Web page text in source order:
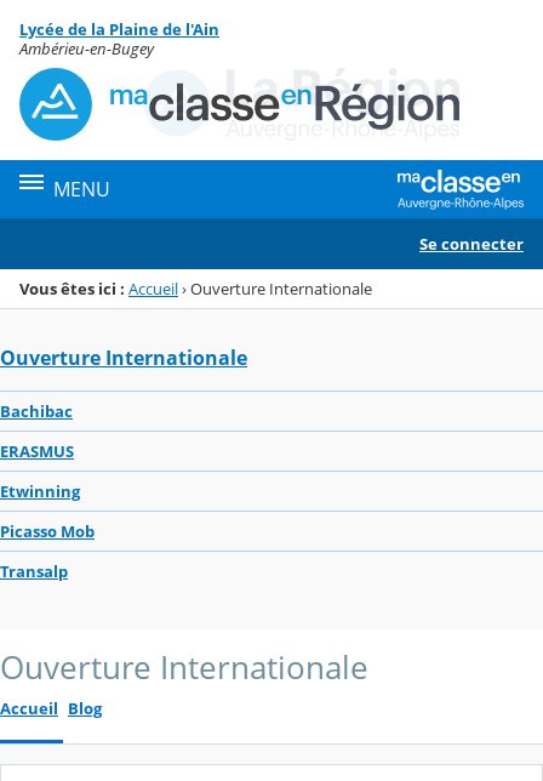
Menu de la rubrique
Contenu
Lycée de la Plaine de l'Ain
Ambérieu-en-Bugey
MENU
Se connecter
Vous êtes ici : Accueil›Ouverture Internationale
Ouverture Internationale
Bachibac
ERASMUS
Etwinning
Picasso Mob
Transalp
Ouverture Internationale
Accueil Blog